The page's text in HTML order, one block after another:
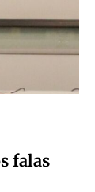
falas